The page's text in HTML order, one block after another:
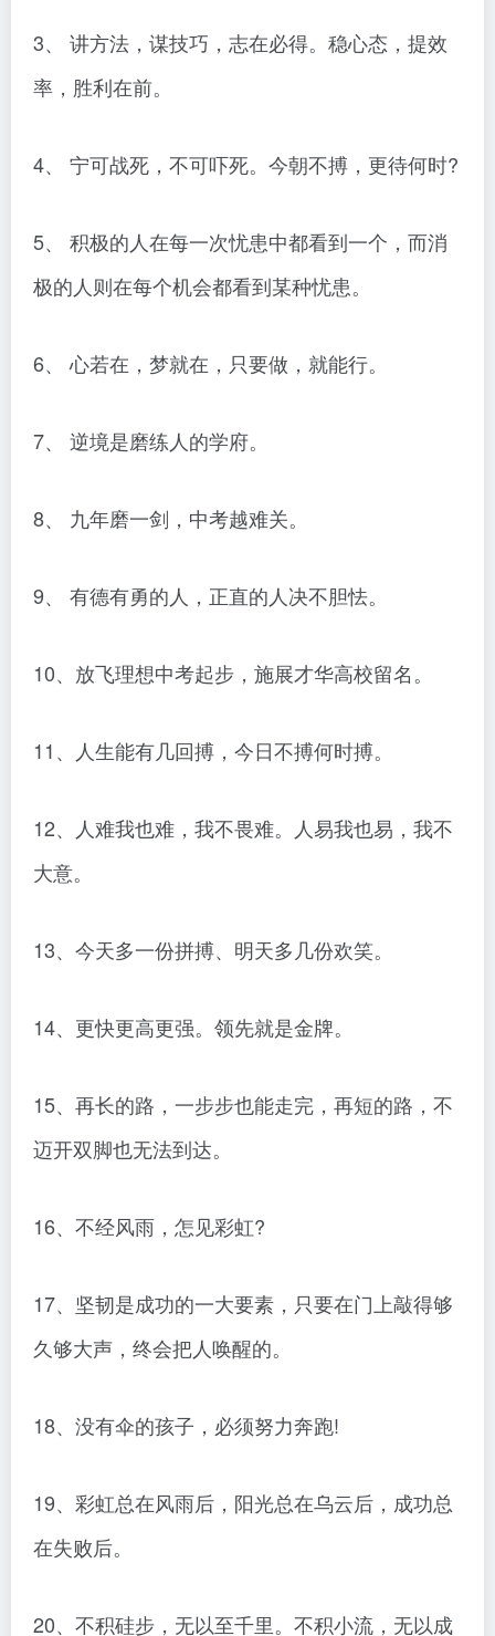
3、 讲方法，谋技巧，志在必得。稳心态，提效
率，胜利在前。
4、 宁可战死，不可吓死。今朝不搏，更待何时?
5、 积极的人在每一次忧患中都看到一个，而消
极的人则在每个机会都看到某种忧患。
6、 心若在，梦就在，只要做，就能行。
7、 逆境是磨练人的学府。
8、 九年磨一剑，中考越难关。
9、 有德有勇的人，正直的人决不胆怯。
10、放飞理想中考起步，施展才华高校留名。
11、人生能有几回搏，今日不搏何时搏。
12、人难我也难，我不畏难。人易我也易，我不
大意。
13、今天多一份拼搏、明天多几份欢笑。
14、更快更高更强。领先就是金牌。
15、再长的路，一步步也能走完，再短的路，不
迈开双脚也无法到达。
16、不经风雨，怎见彩虹?
17、坚韧是成功的一大要素，只要在门上敲得够
久够大声，终会把人唤醒的。
18、没有伞的孩子，必须努力奔跑!
19、彩虹总在风雨后，阳光总在乌云后，成功总
在失败后。
20、不积硅步，无以至千里。不积小流，无以成